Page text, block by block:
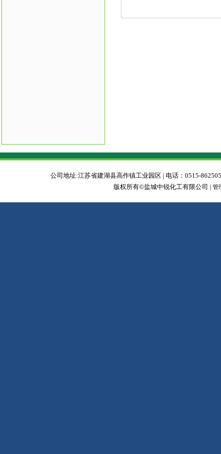
公司地址:江苏省建湖县高作镇工业园区 | 电话：0515-
版权所有©盐城中锐化工有限公司 | 管